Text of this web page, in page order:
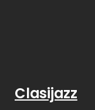
Clasijazz